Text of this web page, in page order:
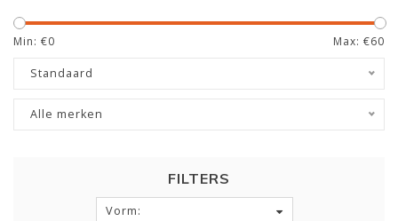
Min: €0 Max: €60
Standaard
Alle merken
FILTERS
Vorm: